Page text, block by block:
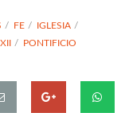
FE
IGLESIA
PONTIFICIO